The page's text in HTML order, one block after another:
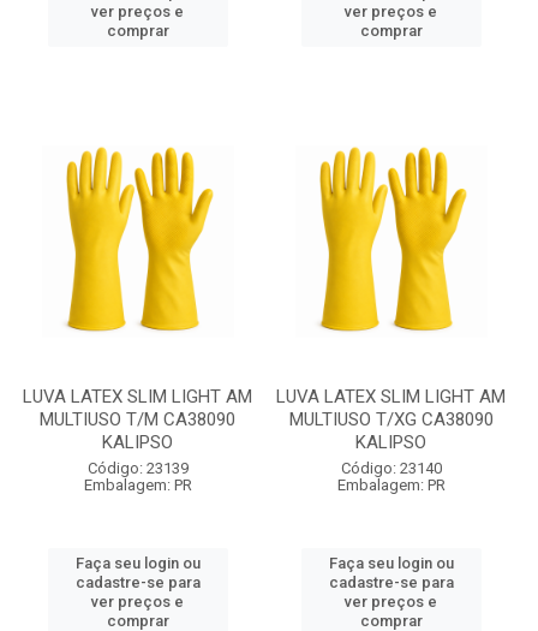
ver preços e
comprar
ver preços e
comprar
LUVA LATEX SLIM LIGHT AM
MULTIUSO T/M CA38090
KALIPSO
Código: 23139
Embalagem: PR
Faça seu login ou
cadastre-se para
ver preços e
comprar
LUVA LATEX SLIM LIGHT AM
MULTIUSO T/XG CA38090
KALIPSO
Código: 23140
Embalagem: PR
Faça seu login ou
cadastre-se para
ver preços e
comprar